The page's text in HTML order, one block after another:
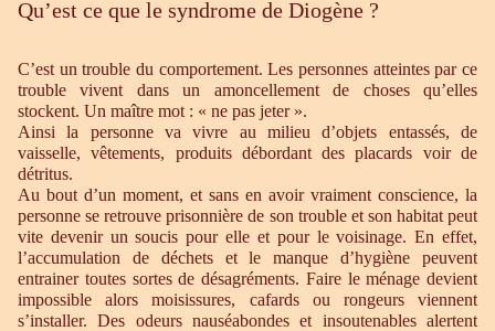
Qu’est ce que le syndrome de Diogène ?
C’est un trouble du comportement. Les personnes atteintes par ce
trouble vivent dans un amoncellement de choses qu’elles
stockent. Un maître mot : « ne pas jeter ».
Ainsi la personne va vivre au milieu d’objets entassés, de
vaisselle, vêtements, produits débordant des placards voir de
détritus.
Au bout d’un moment, et sans en avoir vraiment conscience, la
personne se retrouve prisonnière de son trouble et son habitat peut
vite devenir un soucis pour elle et pour le voisinage. En effet,
l’accumulation de déchets et le manque d’hygiène peuvent
entrainer toutes sortes de désagréments. Faire le ménage devient
impossible alors moisissures, cafards ou rongeurs viennent
s’installer. Des odeurs nauséabondes et insoutenables alertent